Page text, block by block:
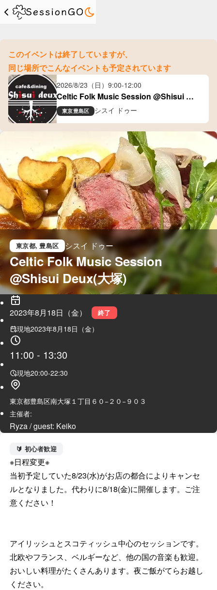
このイベントは終了していますが、
同じ場所でこんなイベントも予定されています
2026/8/23（日） 9:00-12:00
Celtic Folk Music Session @Shisui
Deux(大塚)
東京豊島区 シスイ ドゥー
東京都, 豊島区 シスイ ドゥー
Celtic Folk Music Session
@Shisui Deux(大塚)
2023年8月18日（金） 終了
現地2023年8月18日（金）
11:00 - 13:30
現地20:00-22:30
東京都豊島区南大塚１丁目６０−２０−９０３
主催者:
Ryza / guest: Keiko
🔰 初心者歓迎
※日程変更※
当初予定していた8/23(水)がお店の都合によりキャンセ
ルとなりました。代わりに8/18(金)に開催します。ご注
意ください！
アイリッシュとスコティッシュ中心のセッションです。
北欧やフランス、ベルギーなど、他の国の音楽も歓迎。
おいしい料理がたくさんあります。夜ご飯がてらお越し
ください。